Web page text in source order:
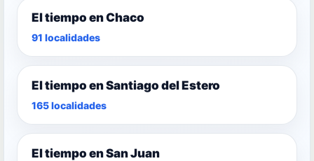
El tiempo en Chaco
91 localidades
El tiempo en Santiago del Estero
165 localidades
El tiempo en San Juan